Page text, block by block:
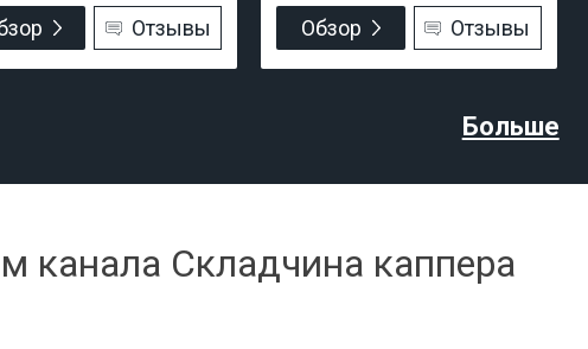
Отзывы Обзор Отзывы
Больше
канала Складчина каппера